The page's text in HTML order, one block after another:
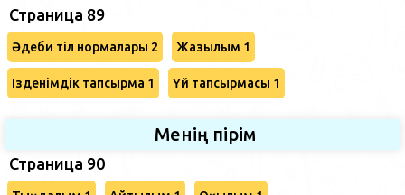
Страница 89
Әдеби тіл нормалары 2 Жазылым 1
Ізденімдік тапсырма 1 Үй тапсырмасы 1
Менің пірім
Страница 90